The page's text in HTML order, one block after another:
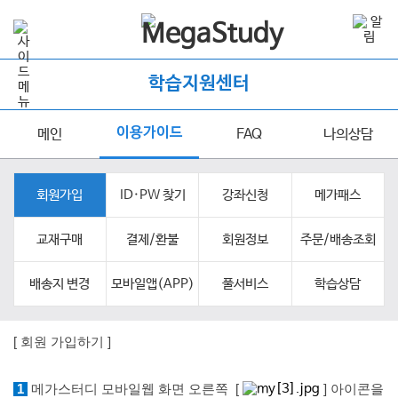
학습지원센터
메인 이용가이드 FAQ 나의상담
회원가입 ID·PW 찾기 강좌신청 메가패스
교재구매 결제/환불 회원정보 주문/배송조회
배송지 변경 모바일앱(APP) 풀서비스 학습상담
[ 회원 가입하기 ]
1 메가스터디 모바일웹 화면 오른쪽 [
] 아이콘을